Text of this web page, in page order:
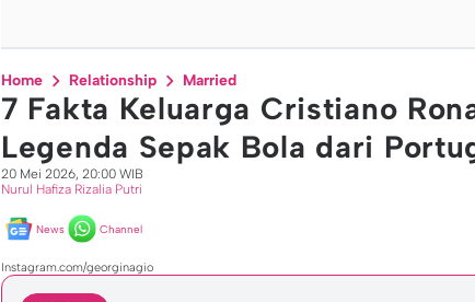
Home Relationship Married
7 Fakta Keluarga Cristiano
Legenda Sepak Bola dari
20 Mei 2026, 20:00 WIB
Nurul Hafiza Rizalia Putri
News Channel
Instagram.com/georginagio